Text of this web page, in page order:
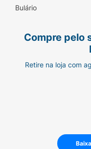
Bulário
Compre pelo
Retire na loja com